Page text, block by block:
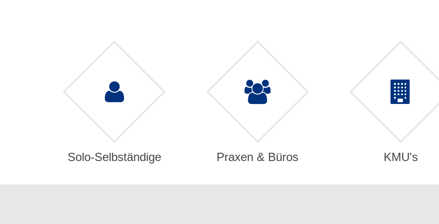
Solo-Selbständige Praxen & Büros KMU's